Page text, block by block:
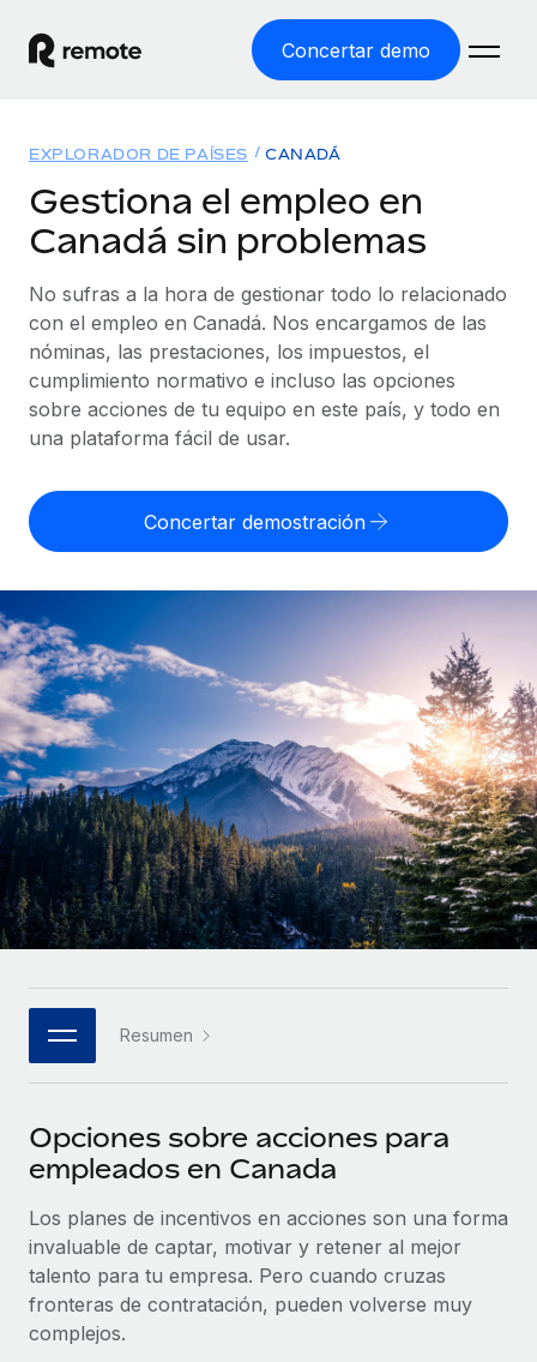
Concertar demo
EMPLEO GLOBAL
Nómina global
Gestiona las nóminas de forma sencilla y conforme a la
legalidad.
Employer of Record
Expándete en todo el mundo sin gastar en entidades.
cumpliendo la normativa.
PEO
Externaliza tareas laborales complejas.
INFRAESTRUCTURA
Conexión Remote
Integra los RR. HH. en tus flujos de trabajo sin
complicaciones.
Plataforma
Funciones esenciales de RR. HH. integradas para tu
Conectar
Conecta cualquier herramienta de IA con Remote
Optimiza los procesos con herramientas empresariales
esenciales.
SERVICIOS
Pregunta a un experto
Obtén ayuda de gente experta en RR. HH. globales
Soluciones
COBERTURA MUNDIAL
Explorador de países
Consulta el soporte del empleo global según el país.
Explorador estatal de EE. UU.
Simplifica la contratación en todos los estados de EE.
Comparador de Remote
Compáranos con otras empresas.
ETAPAS DE CRECIMIENTO
Startups
Soluciones ágiles de RR. HH. globales y nóminas para
empresas en crecimiento.
Mediana empresa
Amplía tu equipo con soluciones de RR. HH.
personalizadas.
Empresa
RR. HH. globales para grandes empresas.
ASOCIARSE
Socios tecnológicos estratégicos
Integra la gestión de los RR. HH. globales en tu
Asociarse
Descubre oportunidades de colaborar con nosotros.
Remote Build Próximamente
Consultoría de integraciones y automatización con IA.
CASOS PRÁCTICOS
Recursos
HERRAMIENTAS Y CALCULADORAS
Calculadora del riesgo de clasificación errónea
Consulta el riesgo de clasificación errónea por país.
cualquier país.
autónomos globales.
APRENDIZAJE CON REMOTE
Guías y recursos
Casos prácticos
Glosario de RR. HH.
Listas de verificación y plantillas
Biblioteca de descripciones de puestos
Webinarios
Información sobre salarios y talento
Obtén ayuda
Consulta todos los recursos
Precios
English
Nederlands
Français
Deutsch
Español
Italiano
Português (Portugal)
日本語
한국어
中文（简体）
EXPLORADOR DE PAÍSES CANADÁ
Gestiona el empleo en
Canadá sin problemas
No sufras a la hora de gestionar todo lo relacionado
con el empleo en Canadá. Nos encargamos de las
nóminas, las prestaciones, los impuestos, el
cumplimiento normativo e incluso las opciones
sobre acciones de tu equipo en este país, y todo en
una plataforma fácil de usar.
Concertar demostración
Resumen
Opciones sobre acciones para
empleados en Canada
Los planes de incentivos en acciones son una forma
invaluable de captar, motivar y retener al mejor
talento para tu empresa. Pero cuando cruzas
fronteras de contratación, pueden volverse muy
complejos.